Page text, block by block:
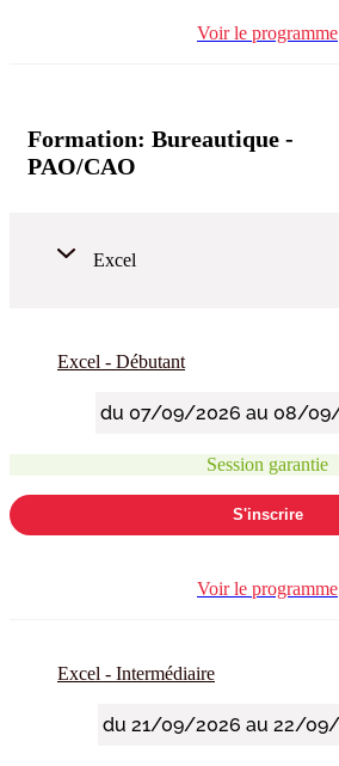
Voir le programme
Formation: Bureautique -
PAO/CAO
Excel
Excel - Débutant
Session garantie
S'inscrire
Voir le programme
Excel - Intermédiaire